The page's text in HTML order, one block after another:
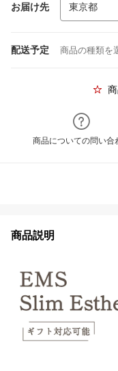
お届け先
配送予定 商品の種類を
商品についての問い合
商品説明